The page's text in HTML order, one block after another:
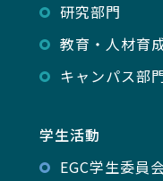
研究部門
教育・人材育
キャンパス部
学生活動
EGC学生委員